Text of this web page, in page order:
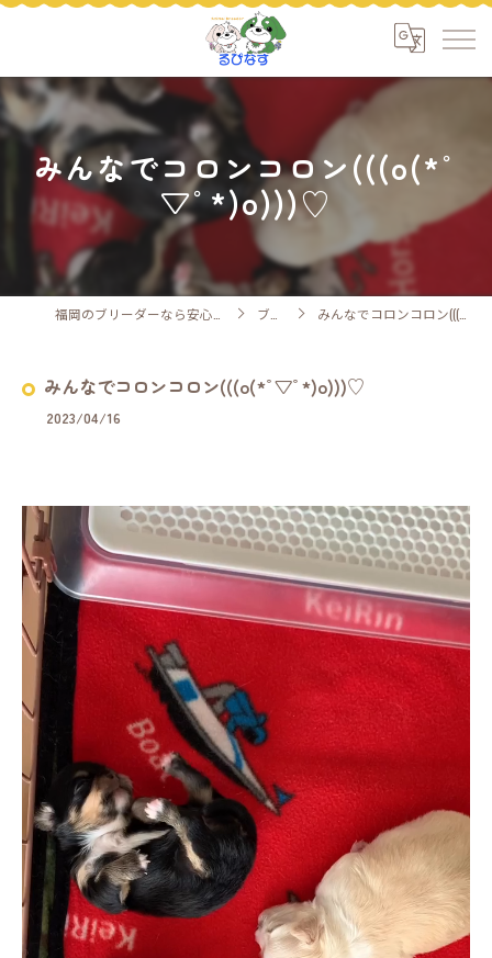
みんなでコロンコロン(((o(*ﾟ
▽ﾟ*)o)))♡
ブログ みんなでコロンコロン(((o(*ﾟ▽ﾟ*)o)))♡
みんなでコロンコロン(((o(*ﾟ▽ﾟ*)o)))♡
2023/04/16